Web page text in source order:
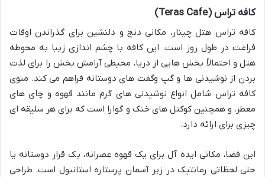
کافه تراس (Teras Cafe)
کافه تراس هتل چینار، مکانی دنج و دلنشین برای گذراندن اوقات
فراغت در طول روز است. این کافه با چشم اندازی زیبا به محوطه
هتل و احتمالاً بخش هایی از دریا، محیطی آرامش بخش را برای لذت
بردن از نوشیدنی ها و گپ وگفت های دوستانه فراهم می کند. منوی
کافه تراس شامل انواع نوشیدنی های گرم مانند قهوه و چای های
معطر، و همچنین کوکتل های خنک و گوارا است که برای هر سلیقه ای
چیزی برای ارائه دارد.
این فضا، مکانی ایده آل برای یک قهوه عصرانه، یک قرار دوستانه یا
حتی لحظاتی رمانتیک در زیر آسمان پرستاره استانبول است. طراحی